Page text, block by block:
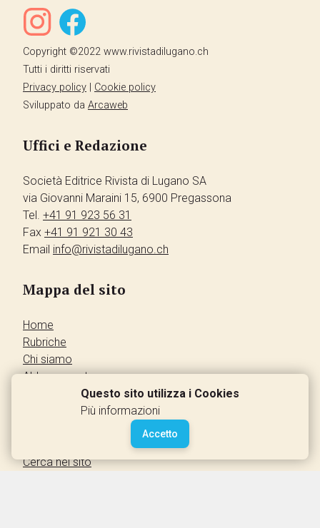
Copyright ©2022 www.rivistadilugano.ch
Tutti i diritti riservati
Privacy policy
Cookie policy
Sviluppato da Arcaweb
Uffici e Redazione
Società Editrice Rivista di Lugano SA
via Giovanni Maraini 15, 6900 Pregassona
Tel. +41 91 923 56 31
Fax +41 91 921 30 43
Email info@rivistadilugano.ch
Mappa del sito
Home
Rubriche
Chi siamo
Abbonamento
Annunci dei lettori
Cerca nel sito
Questo sito utilizza i Cookies
Più informazioni
Accetto